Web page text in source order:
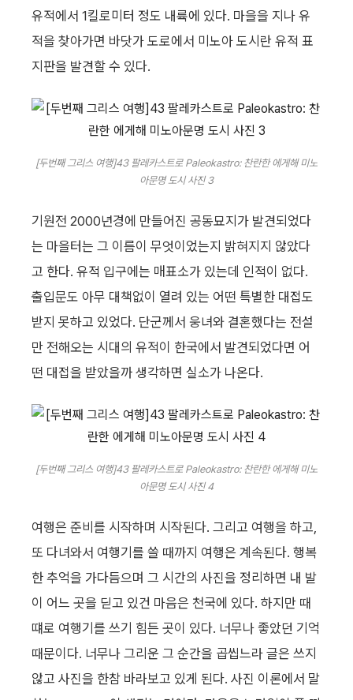
유적에서 1킬로미터 정도 내륙에 있다. 마을을 지나 유
적을 찾아가면 바닷가 도로에서 미노아 도시란 유적 표
지판을 발견할 수 있다.
[두번째 그리스 여행]43 팔레카스트로 Paleokastro: 찬란한 에게해 미노
아문명 도시 사진 3
기원전 2000년경에 만들어진 공동묘지가 발견되었다
는 마을터는 그 이름이 무엇이었는지 밝혀지지 않았다
고 한다. 유적 입구에는 매표소가 있는데 인적이 없다.
출입문도 아무 대책없이 열려 있는 어떤 특별한 대접도
받지 못하고 있었다. 단군께서 웅녀와 결혼했다는 전설
만 전해오는 시대의 유적이 한국에서 발견되었다면 어
떤 대접을 받았을까 생각하면 실소가 나온다.
[두번째 그리스 여행]43 팔레카스트로 Paleokastro: 찬란한 에게해 미노
아문명 도시 사진 4
여행은 준비를 시작하며 시작된다. 그리고 여행을 하고,
또 다녀와서 여행기를 쓸 때까지 여행은 계속된다. 행복
한 추억을 가다듬으며 그 시간의 사진을 정리하면 내 발
이 어느 곳을 딛고 있건 마음은 천국에 있다. 하지만 때
떄로 여행기를 쓰기 힘든 곳이 있다. 너무나 좋았던 기억
때문이다. 너무나 그리운 그 순간을 곱씹느라 글은 쓰지
않고 사진을 한참 바라보고 있게 된다. 사진 이론에서 말